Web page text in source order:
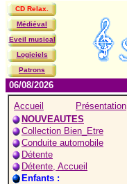
CD Relax.
Médiéval
Eveil musical
Logiciels
Patrons
06/08/2026
Accueil
Présentation
NOUVEAUTES
Collection Bien_Etre
Conduite automobile
Détente
Détente, Accueil
Enfants :